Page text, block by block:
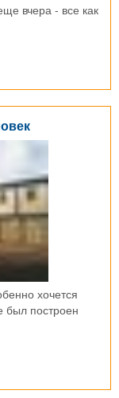
вчера - все как
хочется
был построен